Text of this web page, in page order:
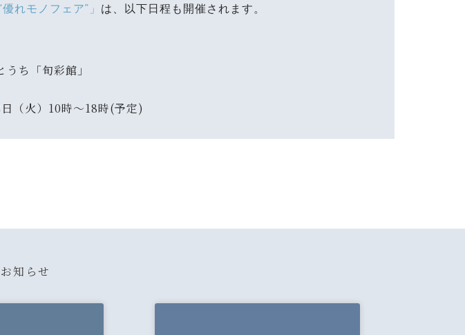
れモノフェア”」 は、以下日程も開催されます。
ち「旬彩館」
（火）10時～18時(予定)
知らせ